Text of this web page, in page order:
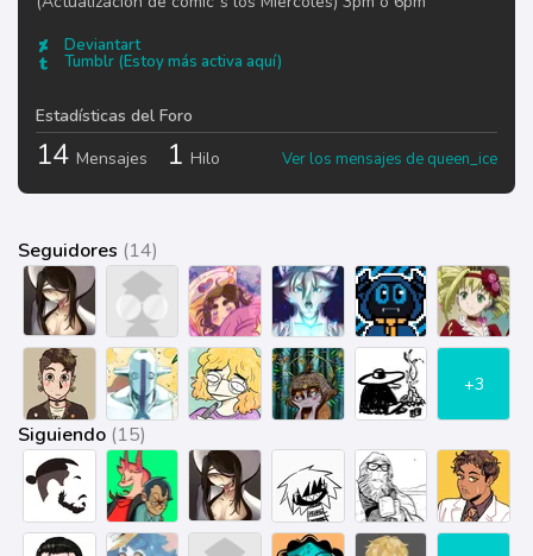
Deviantart
Tumblr (Estoy más activa aquí)
Estadísticas del Foro
14 Mensajes 1 Hilo Ver los mensajes de queen_ice
Seguidores (14)
+3
Siguiendo (15)